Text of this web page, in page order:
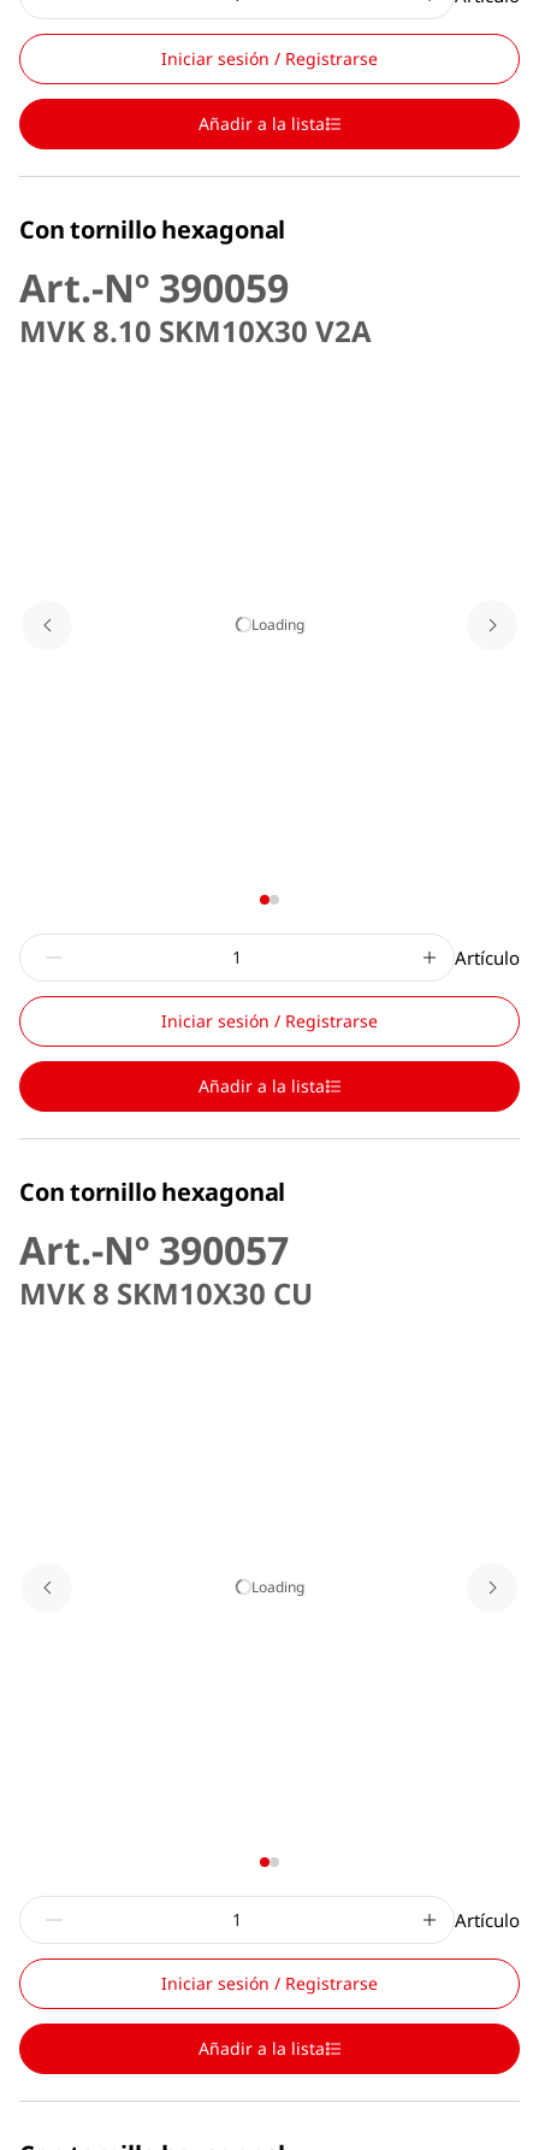
Iniciar sesión / Registrarse
Añadir a la lista
Con tornillo hexagonal
Art.-Nº 390059
MVK 8.10 SKM10X30 V2A
Loading
Artículo
Iniciar sesión / Registrarse
Añadir a la lista
Con tornillo hexagonal
Art.-Nº 390057
MVK 8 SKM10X30 CU
Loading
Artículo
Iniciar sesión / Registrarse
Añadir a la lista